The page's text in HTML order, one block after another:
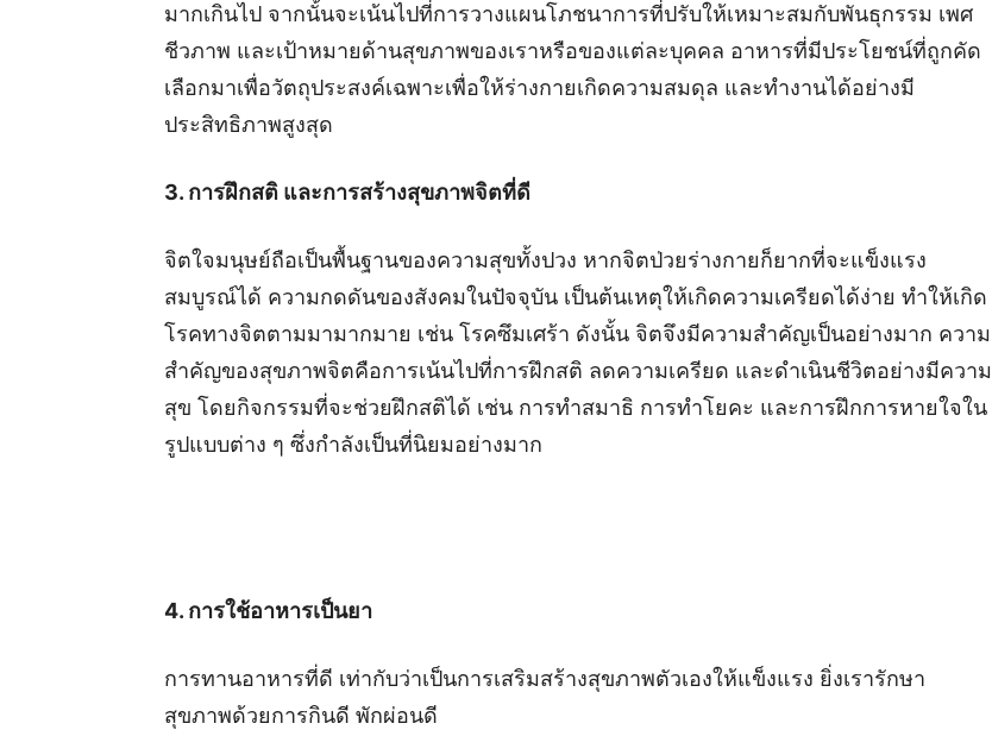
มากเกินไป จากนั้นจะเน้นไปที่การวางแผนโภชนาการที่ปรับให้เหมาะสมกับพันธุกรรม เพศ
ชีวภาพ และเป้าหมายด้านสุขภาพของเราหรือของแต่ละบุคคล อาหารที่มีประโยชน์ที่ถูกคัด
เลือกมาเพื่อวัตถุประสงค์เฉพาะเพื่อให้ร่างกายเกิดความสมดุล และทำงานได้อย่างมี
ประสิทธิภาพสูงสุด
3. การฝึกสติ และการสร้างสุขภาพจิตที่ดี
จิตใจมนุษย์ถือเป็นพื้นฐานของความสุขทั้งปวง หากจิตป่วยร่างกายก็ยากที่จะแข็งแรง
สมบูรณ์ได้ ความกดดันของสังคมในปัจจุบัน เป็นต้นเหตุให้เกิดความเครียดได้ง่าย ทำให้เกิด
โรคทางจิตตามมามากมาย เช่น โรคซึมเศร้า ดังนั้น จิตจึงมีความสำคัญเป็นอย่างมาก ความ
สำคัญของสุขภาพจิตคือการเน้นไปที่การฝึกสติ ลดความเครียด และดำเนินชีวิตอย่างมีความ
สุข โดยกิจกรรมที่จะช่วยฝึกสติได้ เช่น การทำสมาธิ การทำโยคะ และการฝึกการหายใจใน
รูปแบบต่าง ๆ ซึ่งกำลังเป็นที่นิยมอย่างมาก
4. การใช้อาหารเป็นยา
การทานอาหารที่ดี เท่ากับว่าเป็นการเสริมสร้างสุขภาพตัวเองให้แข็งแรง ยิ่งเรารักษา
สุขภาพด้วยการกินดี พักผ่อนดี